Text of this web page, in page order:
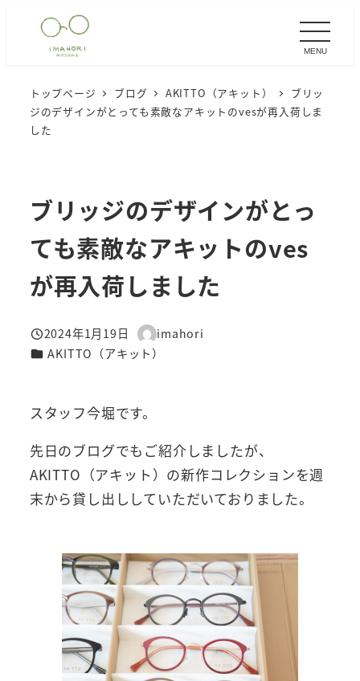
MENU
トップページ ブログ AKITTO（アキット）
ブリッ
ジのデザインがとっても素敵なアキットのvesが再入荷しま
した
ブリッジのデザインがとっ
ても素敵なアキットのves
が再入荷しました
投稿日
2024年1月19日
著
者
imahori
カテゴリー
AKITTO（アキット）
スタッフ今堀です。
先日のブログでもご紹介しましたが、
AKITTO（アキット）の新作コレクションを週
末から貸し出ししていただいておりました。